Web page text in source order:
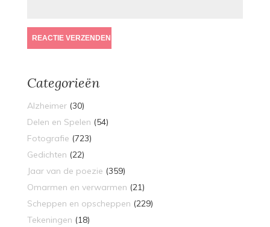
Categorieën
Alzheimer(30)
Delen en Spelen (54)
Fotografie (723)
Gedichten (22)
Jaar van de poezie (359)
Omarmen en verwarmen (21)
Scheppen en opscheppen (229)
Tekeningen (18)